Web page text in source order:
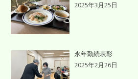
2025年3月25日
永年勤続表彰
2025年2月26日